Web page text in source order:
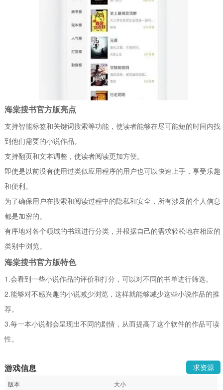
海棠搜书官方版亮点
支持智能标签和关键词搜索等功能，使读者能够在尽可能短的时间内找
到他们需要的小说作品。
支持翻页和文本调整，使读者阅读更加方便。
即使是以前没有使用过类似应用程序的用户也可以快速上手，享受乐趣
和便利。
为了确保用户在搜索和阅读过程中的隐私和安全，所有涉及的个人信息
都是加密的。
有序地对各个领域的书籍进行分类，并根据自己的需求轻松地在相应的
类别中浏览。
海棠搜书官方版特色
1.会看到一些小说作品的评价和打分，可以对不同的书单进行筛选。
2.能够对不感兴趣的小说减少浏览，这样就能够减少这些小说作品的推
荐。
3.每一本小说都会呈现出不同的剧情，从而提高了这个软件的作品可读
性。
游戏信息 求资源
版本
大小